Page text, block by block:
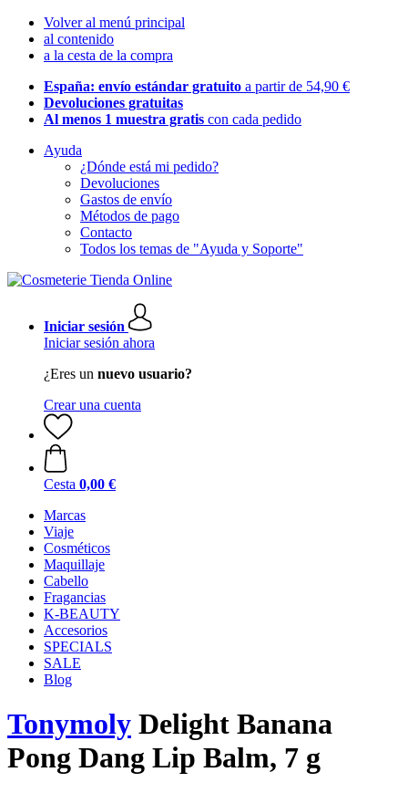
Volver al menú principal
al contenido
a la cesta de la compra
España: envío estándar gratuito a partir de 54,90 €
Devoluciones gratuitas
Al menos 1 muestra gratis con cada pedido
Ayuda
¿Dónde está mi pedido?
Devoluciones
Gastos de envío
Métodos de pago
Contacto
Todos los temas de "Ayuda y Soporte"
Iniciar sesión
Iniciar sesión ahora
¿Eres un nuevo usuario?
Crear una cuenta
Cesta 0,00 €
Marcas
Viaje
Cosméticos
Maquillaje
Cabello
Fragancias
K-BEAUTY
Accesorios
SPECIALS
SALE
Blog
Tonymoly Delight Banana
Pong Dang Lip Balm, 7 g